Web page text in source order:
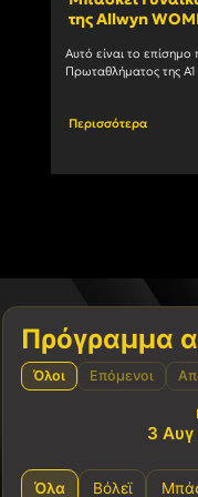
της Allwyn
Αυτό είναι το
Πρωταθλήματος της Α1
Περισσότερα
Πρόγραμμα
Όλοι Επόμενοι
3 Αυγ
Όλα Βόλεϊ